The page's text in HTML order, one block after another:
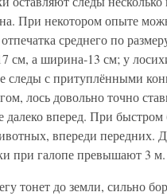
При некотором опыте
среднего по
см, а ширина-13 см; у
следы с притуплёнными
лось довольно точно
далеко вперед. При быстром
впереди передних.
при галопе превышают 3 м.
тонет до земли, сильно